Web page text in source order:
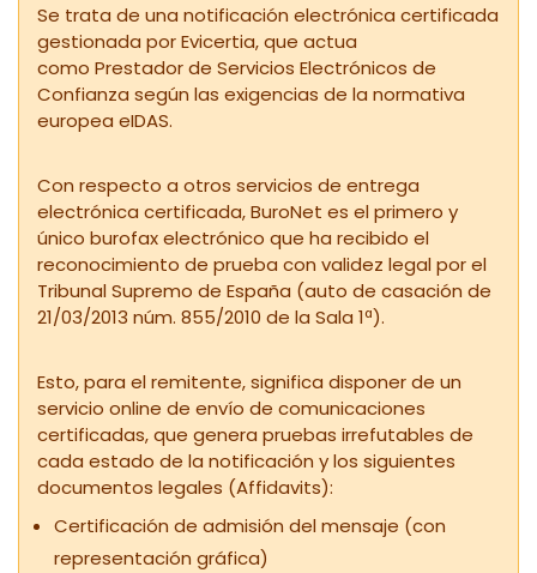
Se trata de una notificación electrónica certificada
gestionada por Evicertia, que actua
como Prestador de Servicios Electrónicos de
Confianza según las exigencias de la normativa
europea eIDAS.
Con respecto a otros servicios de entrega
electrónica certificada, BuroNet es el primero y
único burofax electrónico que ha recibido el
reconocimiento de prueba con validez legal por el
Tribunal Supremo de España (auto de casación de
21/03/2013 núm. 855/2010 de la Sala 1ª).
Esto, para el remitente, significa disponer de un
servicio online de envío de comunicaciones
certificadas, que genera pruebas irrefutables de
cada estado de la notificación y los siguientes
documentos legales (Affidavits):
Certificación de admisión del mensaje (con
representación gráfica)